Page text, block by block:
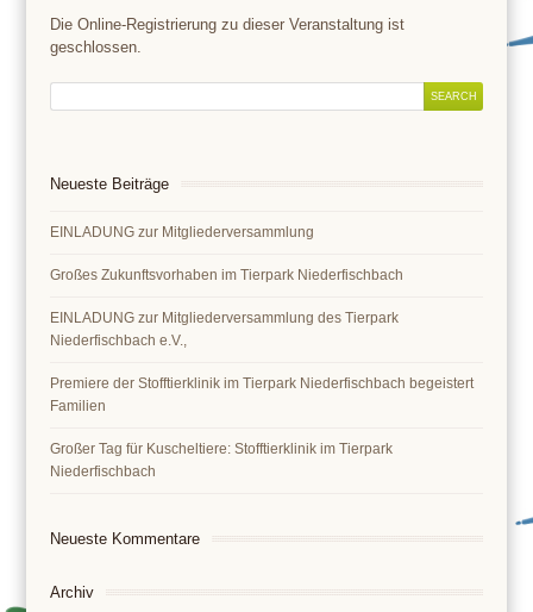
Die Online-Registrierung zu dieser Veranstaltung ist
geschlossen.
Neueste Beiträge
EINLADUNG zur Mitgliederversammlung
Großes Zukunftsvorhaben im Tierpark Niederfischbach
EINLADUNG zur Mitgliederversammlung des Tierpark
Niederfischbach e.V.,
Premiere der Stofftierklinik im Tierpark Niederfischbach begeistert
Familien
Großer Tag für Kuscheltiere: Stofftierklinik im Tierpark
Niederfischbach
Neueste Kommentare
Archiv